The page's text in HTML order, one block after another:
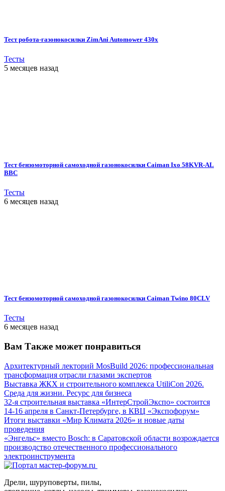
Тест робота-газонокосилки ZimAni Automower 430х
Тесты
5 месяцев назад
Тест бензомоторной самоходной газонокосилки Caiman Ixo 58KVR-AL
BBC
Тесты
6 месяцев назад
Тест бензомоторной самоходной газонокосилки Caiman Twino 80CLV
Тесты
6 месяцев назад
Вам Также может понравиться
Архитектурный лекторий MosBuild 2026: профессиональная
трансформация отрасли глазами экспертов
Выставка ЖКХ и строительного комплекса UtiliCon 2026.
Среда для жизни. Ресурс для бизнеса
32-я строительная выставка «ИнтерСтройЭкспо» состоится
14-16 апреля в Санкт-Петербурге, в КВЦ «Экспофорум»
Итоги выставки «Мир Климата 2026» и новые даты
проведения
«Энгельс» вместо Bosch: в Саратовской области возрождается
производство отечественного профессионального
электроинструмента
Дрели, шуруповерты, пилы,